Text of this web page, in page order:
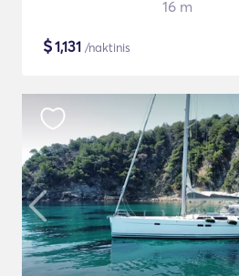
16 m
$1,131 /naktinis